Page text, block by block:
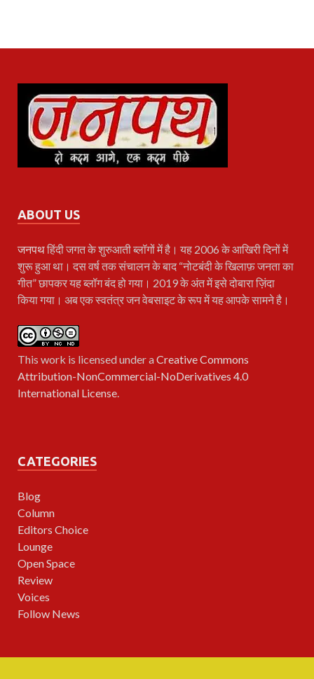
ABOUT US
जनपथहिंदी जगत के शुरुआती ब्लॉगों में है। यह 2006 के आखिरी दिनों में
शुरू हुआ था। दस वर्ष तक संचालन के बाद “नोटबंदी के खिलाफ़ जनता का
गीत” छापकर यह ब्लॉग बंद हो गया। 2019 के अंत में इसे दोबारा ज़िंदा
किया गया। अब एक स्वतंत्र जन वेबसाइट के रूप में यह आपके सामने है।
This work is licensed under aCreative Commons
Attribution-NonCommercial-NoDerivatives 4.0
International License
CATEGORIES
Blog
Column
Editors Choice
Lounge
Open Space
Review
Voices
Follow News